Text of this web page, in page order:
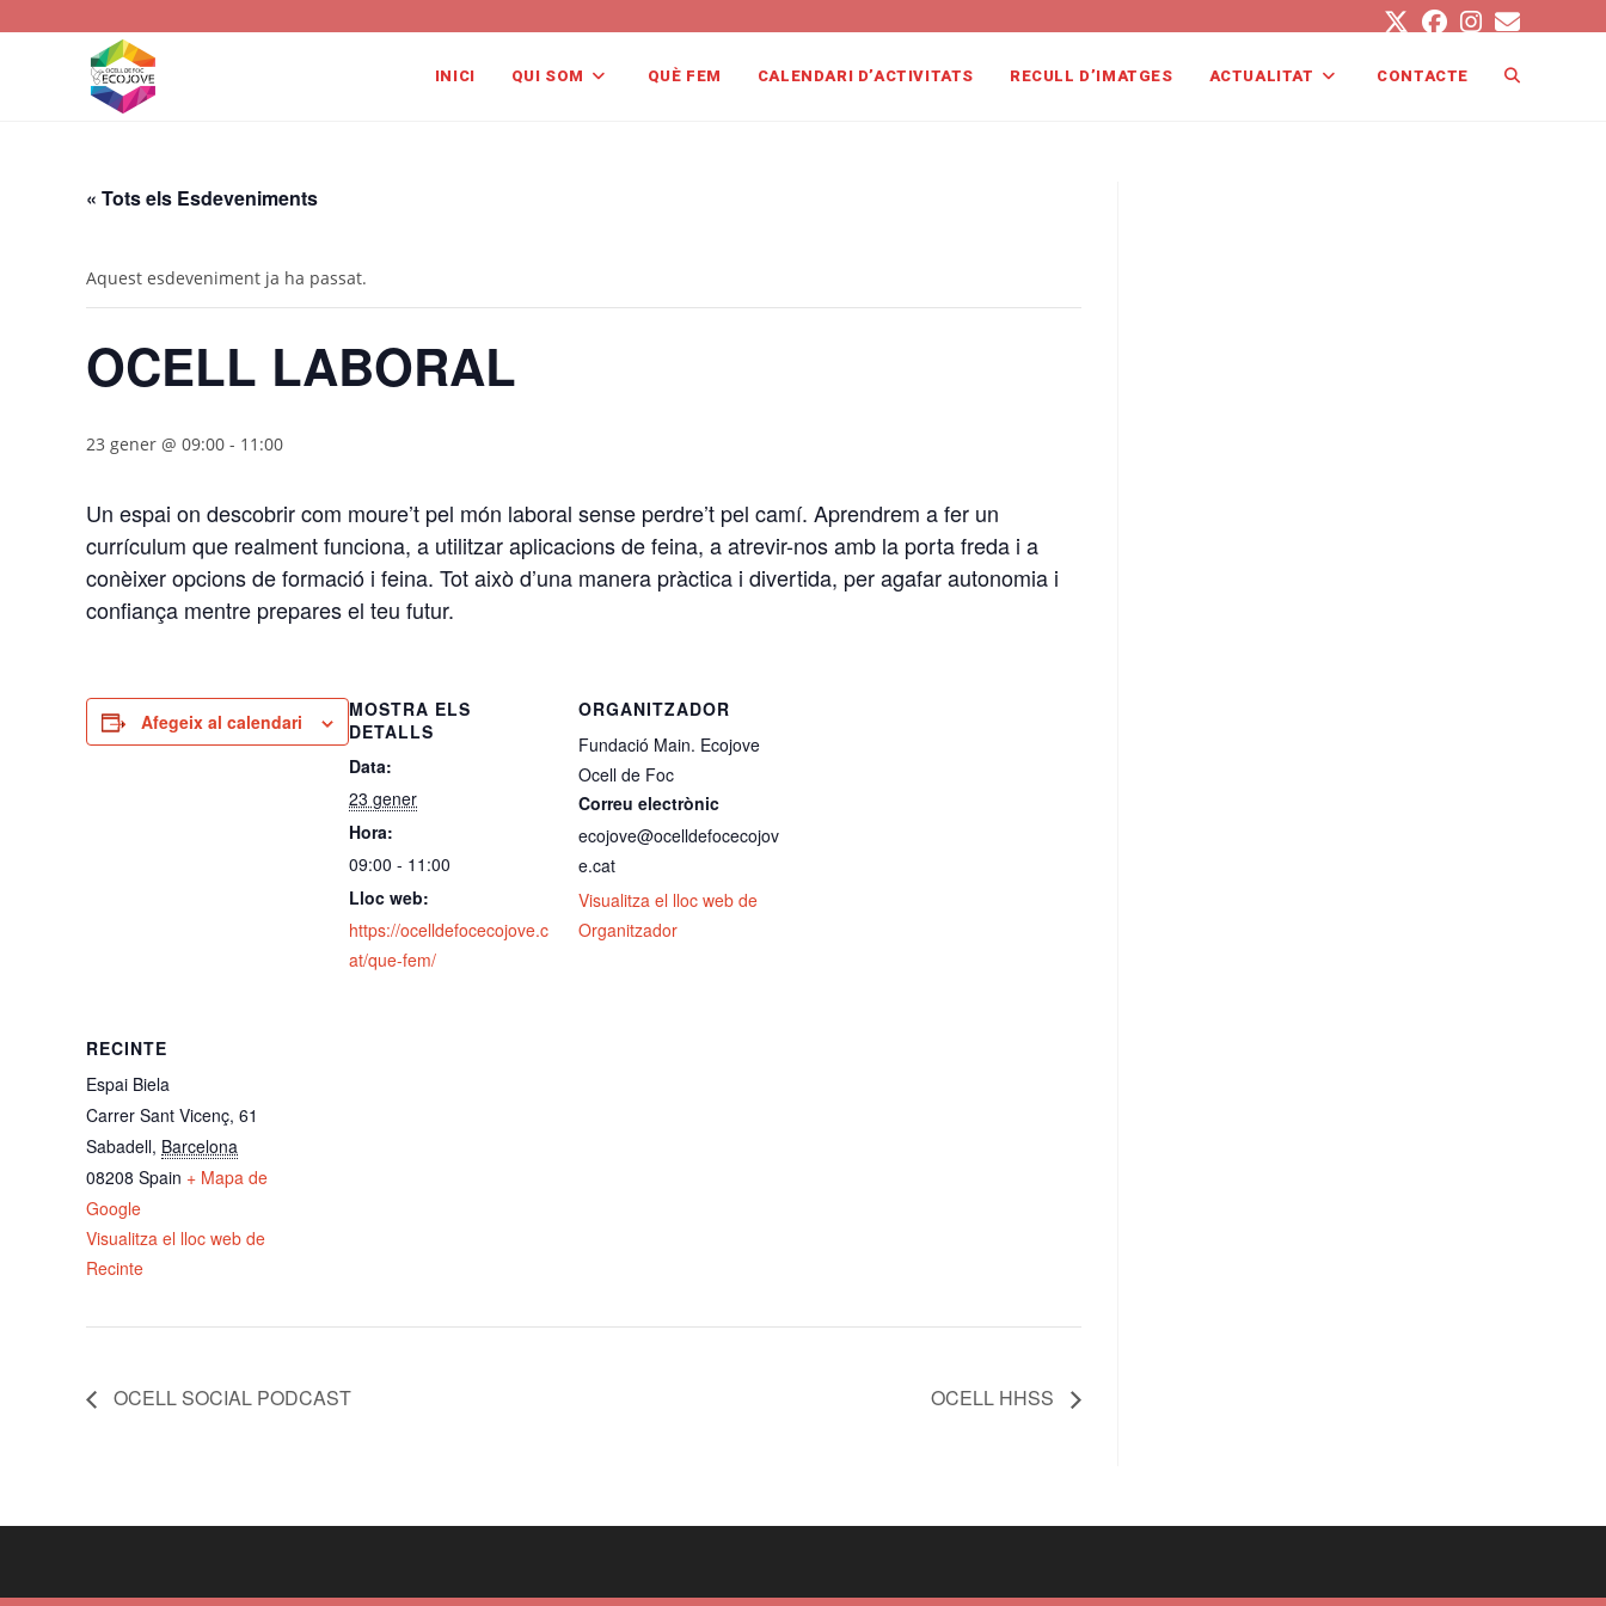
INICI QUI SOM QUÈ FEM CALENDARI D’ACTIVITATS RECULL D’IMATGES ACTUALITAT CONTACTE ALTERNA
« Tots els Esdeveniments
Aquest esdeveniment ja ha passat.
OCELL LABORAL
23 gener @ 09:00 - 11:00
Un espai on descobrir com moure’t pel món laboral sense perdre’t pel camí. Aprendrem a fer un
currículum que realment funciona, a utilitzar aplicacions de feina, a atrevir-nos amb la porta freda i a
conèixer opcions de formació i feina. Tot això d’una manera pràctica i divertida, per agafar autonomia i
confiança mentre prepares el teu futur.
Afegeix al calendari
MOSTRA ELS
DETALLS
Data:
23 gener
Hora:
09:00 - 11:00
Lloc web:
https://ocelldefocecojove.c
at/que-fem/
ORGANITZADOR
Fundació Main. Ecojove
Ocell de Foc
Correu electrònic
ecojove@ocelldefocecojov
e.cat
Visualitza el lloc web de
Organitzador
RECINTE
Espai Biela
Carrer Sant Vicenç, 61
Sabadell, Barcelona
08208 Spain + Mapa de
Google
Visualitza el lloc web de
Recinte
OCELL SOCIAL PODCAST OCELL HHSS